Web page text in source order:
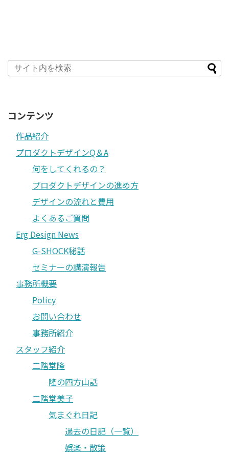
コンテンツ
作品紹介
プロダクトデザインQ＆A
何をしてくれるの？
プロダクトデザインの進め方
デザインの流れと費用
よくあるご質問
Erg Design News
G-SHOCK秘話
セミナーの講演報告
事務所概要
Policy
お問い合わせ
事務所紹介
スタッフ紹介
二階堂隆
隆の四方山話
二階堂美子
気まぐれ日記
過去の日記（一覧）
娯楽・散策